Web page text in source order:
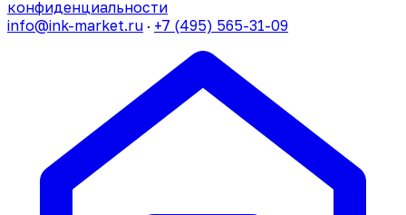
конфиденциальности
info@ink-market.ru · +7 (495) 565-31-09